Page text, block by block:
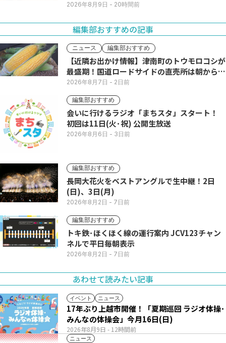
2026年8月9日 - 20時間前
編集部おすすめの記事
ニュース 編集部おすすめ
【近隣お出かけ情報】津南町のトウモロコシが
最盛期！国道ロードサイドの直売所は朝から長
い列
2026年8月7日 - 2日前
編集部おすすめ
会いに行けるラジオ「まちスタ」スタート！
初回は11日(火･祝) 公開生放送
2026年8月6日 - 3日前
編集部おすすめ
長岡大花火をベストアングルで生中継！2日
(日)、3日(月)
2026年8月2日 - 7日前
編集部おすすめ
トキ鉄･ほくほく線の運行案内 JCV123チャン
ネルで平日毎朝表示
2026年8月2日 - 7日前
あわせて読みたい記事
イベント ニュース
2026年8月9日 - 12時間前
17年ぶり上越市開催！「夏期巡回 ラジオ体操･
みんなの体操会」今月16日(日)
ニュース